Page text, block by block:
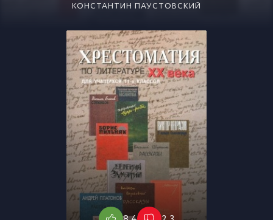
КОНСТАНТИН ПАУСТОВСКИЙ